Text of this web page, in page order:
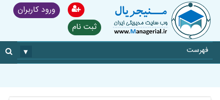
ورود کاربران
ثبت نام
فهرست ▾